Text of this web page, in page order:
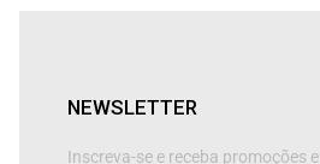
NEWSLETTER
Inscreva-se e receba promoções